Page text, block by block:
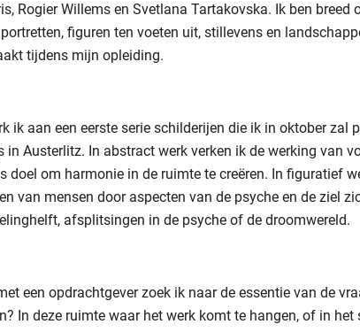
Rogier Willems en Svetlana Tartakovska. Ik ben breed
figuren ten voeten uit, stillevens en
tijdens mijn opleiding.
ik aan een eerste serie schilderijen die ik in oktober zal
in Austerlitz. In abstract werk verken ik de werking van
doel om harmonie in de ruimte te creëren. In figuratief
van mensen door aspecten van de psyche en de ziel
afsplitsingen in de psyche of de droomwereld.
een opdrachtgever zoek ik naar de essentie van de
In deze ruimte waar het werk komt te hangen, of in het